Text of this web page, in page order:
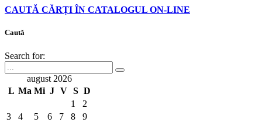
CAUTĂ CĂRȚI ÎN CATALOGUL ON-LINE
Caută
Search for:
august 2026
L Ma Mi J V S D
1
2
3
4 5 6 7 8
9